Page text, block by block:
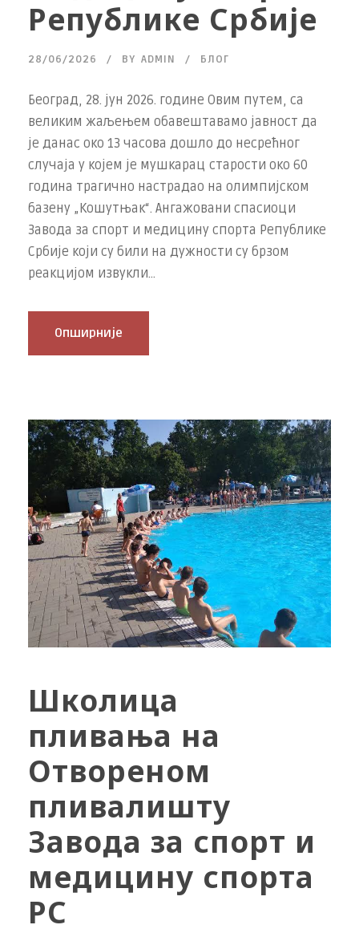
Републике Србије
28/06/2026 BY ADMIN БЛОГ
Београд, 28. јун 2026. године Овим путем, са
великим жаљењем обавештавамо јавност да
је данас око 13 часова дошло до несрећног
случаја у којем је мушкарац старости око 60
година трагично настрадао на олимпијском
базену „Кошутњак“. Ангажовани спасиоци
Завода за спорт и медицину спорта Републике
Србије који су били на дужности су брзом
реакцијом извукли...
Опширније
Школица
пливања на
Отвореном
пливалишту
Завода за спорт и
медицину спорта
РС